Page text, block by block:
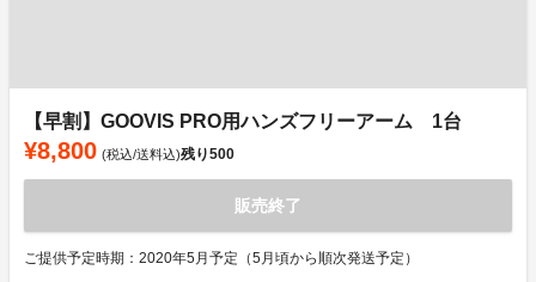
【早割】GOOVIS PRO用ハンズフリーアーム 1台
¥8,800 (税込/送料込)残り500
販売終了
ご提供予定時期：2020年5月予定（5月頃から順次発送予定）